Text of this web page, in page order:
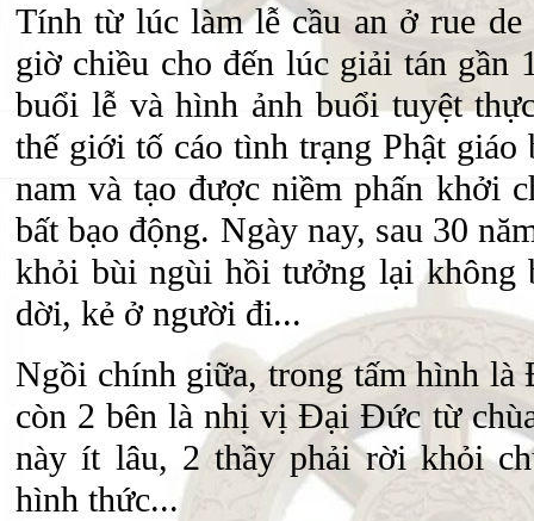
Tính từ lúc làm lễ cầu an ở rue de
giờ chiều cho đến lúc giải tán gần
buổi lễ và hình ảnh buổi tuyệt
thế giới tố cáo tình trạng Phật
nam và tạo được niềm phấn khởi
bất bạo động. Ngày nay, sau 30
khỏi bùi ngùi hồi tưởng lại không
dời, kẻ ở người đi...
Ngồi chính giữa, trong tấm hình
còn 2 bên là nhị vị Đại Đức từ
này ít lâu, 2 thầy phải rời khỏi
hình thức...